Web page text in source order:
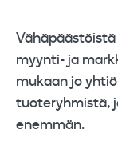
myynti- ja
mukaan jo
tuoteryhmistä,
enemmän.